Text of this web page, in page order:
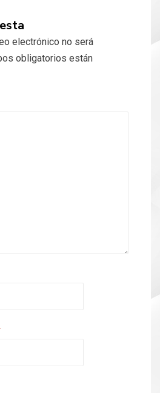
electrónico no será
obligatorios están